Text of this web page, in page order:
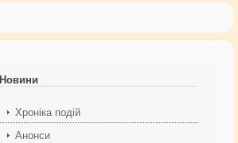
Новини
Хроніка подій
Анонси